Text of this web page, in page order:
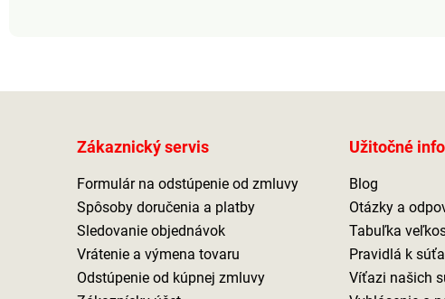
Zákaznický servis
Formulár na odstúpenie od zmluvy
Spôsoby doručenia a platby
Sledovanie objednávok
Vrátenie a výmena tovaru
Odstúpenie od kúpnej zmluvy
Užitočné
Blog
Otázky a
Tabuľka
Pravidlá k
Víťazi našich